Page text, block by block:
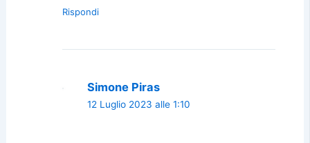
Rispondi
Simone Piras
12 Luglio 2023 alle 1:10